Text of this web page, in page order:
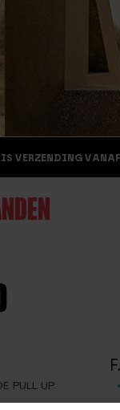
VERZENDING
PULL UP
TURNRINGEN
F.